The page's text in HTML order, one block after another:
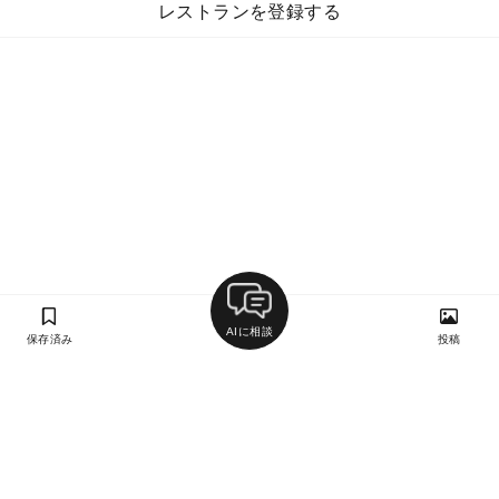
レストランを登録する
保存済み
AIに相談
投稿